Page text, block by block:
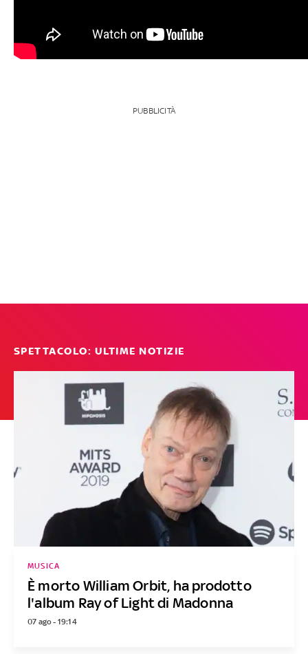
PUBBLICITÀ
SPETTACOLO: ULTIME NOTIZIE
È morto William Orbit, ha prodotto
l'album Ray of Light di Madonna
MUSICA
07 ago - 19:14